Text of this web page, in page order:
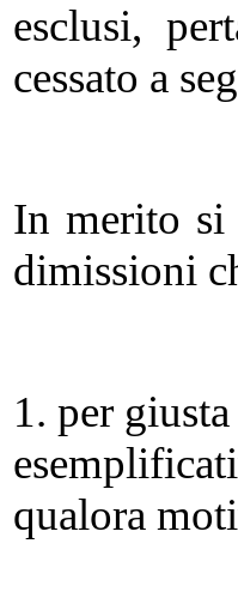
esclusi,
cessato a
In merito si
dimissioni
1. per
qualora